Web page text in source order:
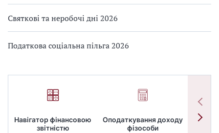
Святкові та неробочі дні 2026
Податкова соціальна пільга 2026
Навігатор фінансовою
звітністю
Оподаткування доходу
фізособи